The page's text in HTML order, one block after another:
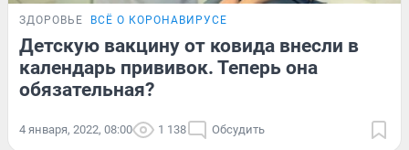
ЗДОРОВЬЕ ВСЁ О КОРОНАВИРУСЕ
Детскую вакцину от ковида внесли в
календарь прививок. Теперь она
обязательная?
4 января, 2022, 08:00 1 138 Обсудить